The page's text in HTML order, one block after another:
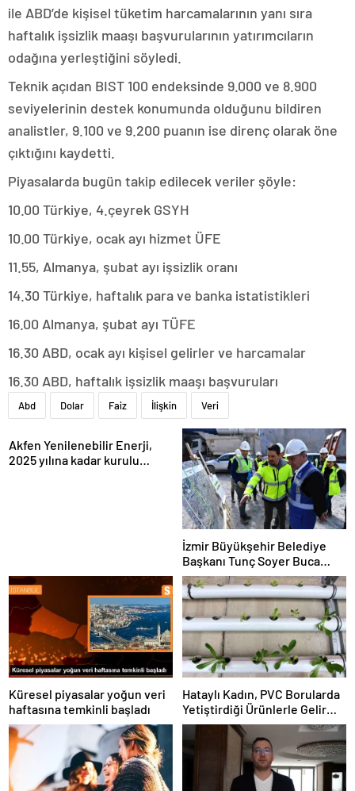
ile ABD’de kişisel tüketim harcamalarının yanı sıra
haftalık işsizlik maaşı başvurularının yatırımcıların
odağına yerleştiğini söyledi.
Teknik açıdan BIST 100 endeksinde 9.000 ve 8.900
seviyelerinin destek konumunda olduğunu bildiren
analistler, 9.100 ve 9.200 puanın ise direnç olarak öne
çıktığını kaydetti.
Piyasalarda bugün takip edilecek veriler şöyle:
10.00 Türkiye, 4.çeyrek GSYH
10.00 Türkiye, ocak ayı hizmet ÜFE
11.55, Almanya, şubat ayı işsizlik oranı
14.30 Türkiye, haftalık para ve banka istatistikleri
16.00 Almanya, şubat ayı TÜFE
16.30 ABD, ocak ayı kişisel gelirler ve harcamalar
16.30 ABD, haftalık işsizlik maaşı başvuruları
Abd Dolar Faiz İlişkin Veri
Akfen Yenilenebilir Enerji,
2025 yılına kadar kurulu
İzmir Büyükşehir Belediye
Başkanı Tunç Soyer Buca
Onat Tüneli çalışmalarını
inceledi
Küresel piyasalar yoğun veri
haftasına temkinli başladı
Hataylı Kadın, PVC Borularda
Yetiştirdiği Ürünlerle Gelir
Elde Ediyor